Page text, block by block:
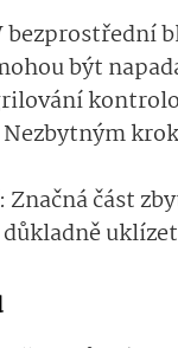
bezprostřední
být
Nezbytným
: Značná část